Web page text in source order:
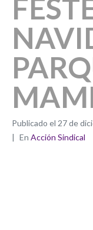
Publicado el 27 de
En Acción Sindical